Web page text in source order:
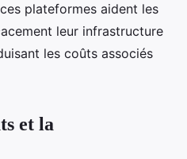
plateformes aident les
leur infrastructure
les coûts associés
et la